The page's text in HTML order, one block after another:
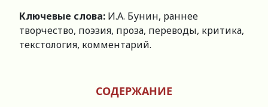
Ключевые слова: И.А. Бунин, раннее
творчество, поэзия, проза, переводы, критика,
текстология, комментарий.
СОДЕРЖАНИЕ